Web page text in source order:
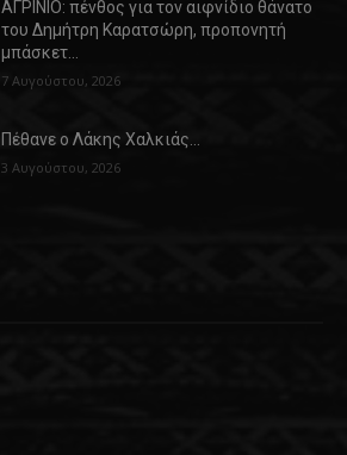
ΑΓΡΙΝΙΟ: πένθος για τον αιφνίδιο θάνατο
του Δημήτρη Καρατσώρη, προπονητή
μπάσκετ…
7 Αυγούστου, 2026
Πέθανε ο Λάκης Χαλκιάς…
3 Αυγούστου, 2026